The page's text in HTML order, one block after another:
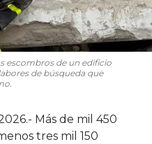
escombros de un edificio
de búsqueda que
Más de mil 450
tres mil 150